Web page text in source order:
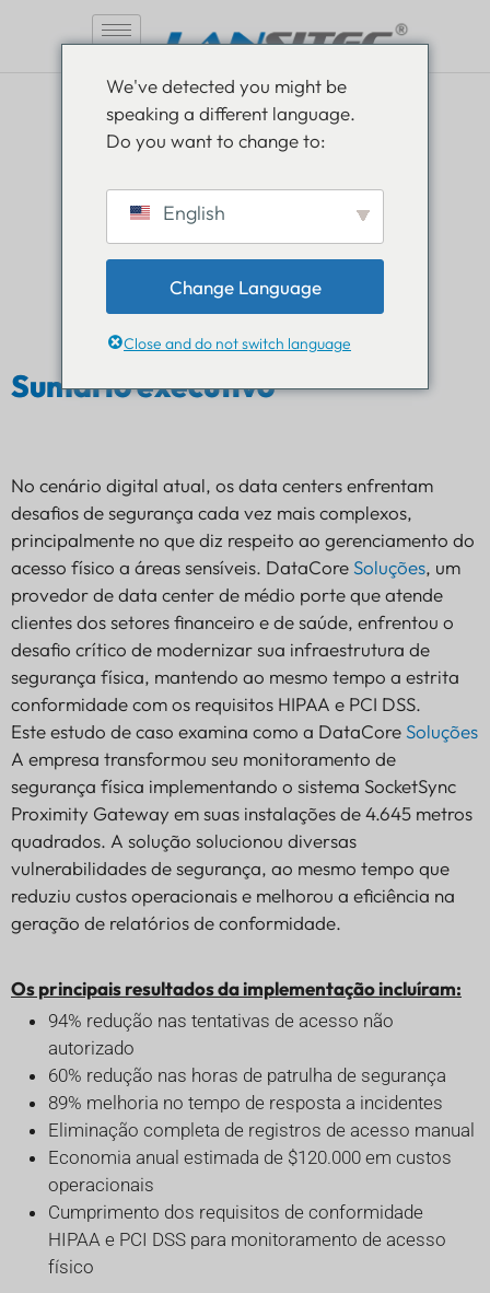
Melhorando a segurança do
data center por meio de
Monitoramento de
proximidade inteligente IoT
Um estudo de caso da implementação da tecnologia
SocketSync Gateway pela DataCore Solutions
Sumário executivo
No cenário digital atual, os data centers enfrentam
desafios de segurança cada vez mais complexos,
principalmente no que diz respeito ao gerenciamento do
acesso físico a áreas sensíveis. DataCoreSoluções, um
provedor de data center de médio porte que atende
clientes dos setores financeiro e de saúde, enfrentou o
desafio crítico de modernizar sua infraestrutura de
segurança física, mantendo ao mesmo tempo a estrita
conformidade com os requisitos HIPAA e PCI DSS.
Este estudo de caso examina como a DataCoreSoluções
A empresa transformou seu monitoramento de
segurança física implementando o sistema SocketSync
Proximity Gateway em suas instalações de 4.645 metros
quadrados. A solução solucionou diversas
vulnerabilidades de segurança, ao mesmo tempo que
reduziu custos operacionais e melhorou a eficiência na
geração de relatórios de conformidade.
Os principais resultados da implementação incluíram:
94% redução nas tentativas de acesso não
autorizado
60% redução nas horas de patrulha de segurança
89% melhoria no tempo de resposta a incidentes
Eliminação completa de registros de acesso manual
Economia anual estimada de $120.000 em custos
operacionais
Cumprimento dos requisitos de conformidade
HIPAA e PCI DSS para monitoramento de acesso
físico
We've detected you might be
speaking a different language.
Do you want to change to:
English
Change Language
Close and do not switch language